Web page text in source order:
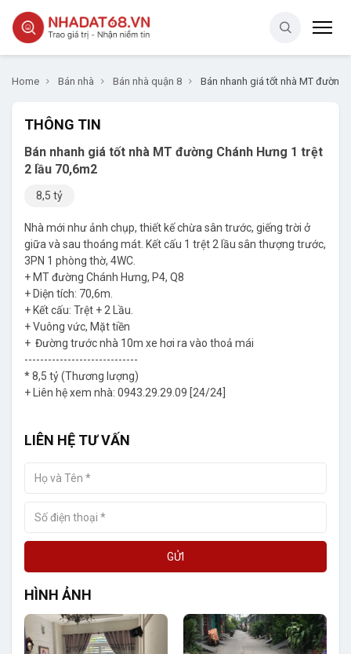
Home Bán nhà Bán nhà quận 8 Bán nhanh giá tốt nhà MT đường
THÔNG TIN
Bán nhanh giá tốt nhà MT đường Chánh Hưng 1 trệt
2 lầu 70,6m2
8,5 tỷ
Nhà mới như ảnh chụp, thiết kế chừa sân trước, giếng trời ở
giữa và sau thoáng mát. Kết cấu 1 trệt 2 lầu sân thượng trước,
3PN 1 phòng thờ, 4WC.
+ MT đường Chánh Hưng, P4, Q8
+ Diện tích: 70,6m.
+ Kết cấu: Trệt + 2 Lầu.
+ Vuông vức, Mặt tiền
+ Đường trước nhà 10m xe hơi ra vào thoả mái
-----------------------------
* 8,5 tỷ (Thương lượng)
+ Liên hệ xem nhà: 0943.29.29.09 [24/24]
LIÊN HỆ TƯ VẤN
GỬI
HÌNH ẢNH